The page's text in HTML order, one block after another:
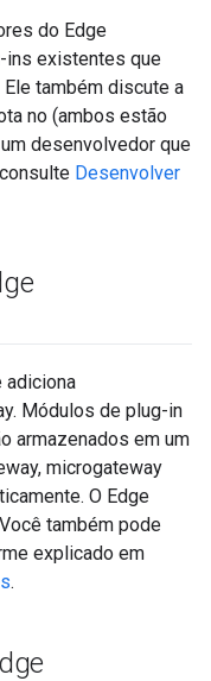
do Edge
ins existentes que
também discute a
no (ambos estão
desenvolvedor que
Desenvolver
adiciona
Módulos de plug-in
armazenados em um
microgateway
O Edge
também pode
explicado em
.